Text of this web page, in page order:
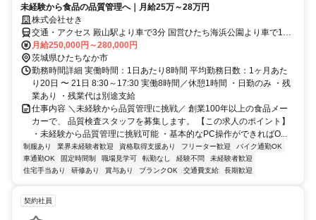
未経験から食品の品質管理へ｜月給25万～28万円
株式会社せき
交通・アクセス 殿山駅より車で3分 国営ひたち海浜公園より車で10
分
月給250,000円～280,000円
茨城県ひたちなか市
勤務時間詳細 実働時間：1日あたり8時間 平均勤務日数：1ヶ月あた
り20日 〜 21日 8:30～17:30 実働8時間／休憩1時間 ・日勤のみ ・残
業あり ・残業代は別途支給
仕事内容 ＼未経験から品質管理に挑戦／ 創業100年以上の食品メー
カーで、 品質検査スタッフを募集します。 【この求人のポイント】
・未経験から品質管理に挑戦可能 ・基本的なPC操作ができればO...
制服あり 業界未経験者歓迎 資格取得支援あり フリーター歓迎
バイク通勤OK
車通勤OK
固定時間制 職場見学可 転勤なし 経験不問
未経験者歓迎
住宅手当あり
研修あり 賞与あり ブランクOK 交通費支給 長期歓迎
契約社員